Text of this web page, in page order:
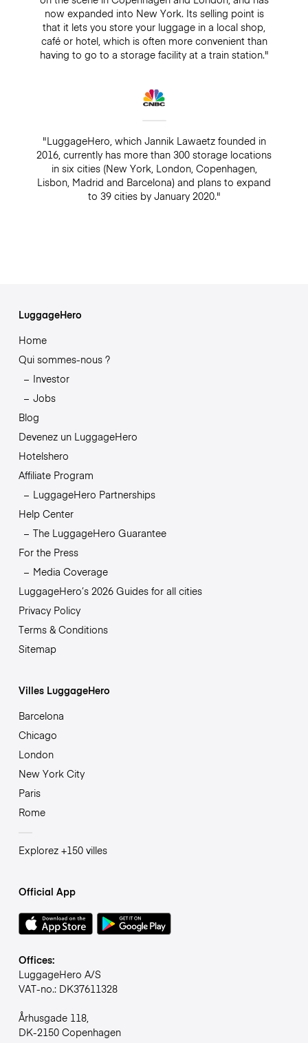
now expanded into New York. Its selling point is
that it lets you store your luggage in a local shop,
café or hotel, which is often more convenient than
having to go to a storage facility at a train station."
"LuggageHero, which Jannik Lawaetz founded in
2016, currently has more than 300 storage locations
in six cities (New York, London, Copenhagen,
Lisbon, Madrid and Barcelona) and plans to expand
to 39 cities by January 2020."
LuggageHero
Home
Qui sommes-nous ?
Investor
Jobs
Blog
Devenez un LuggageHero
Hotelshero
Affiliate Program
LuggageHero Partnerships
Help Center
The LuggageHero Guarantee
For the Press
Media Coverage
LuggageHero’s 2026 Guides for all cities
Privacy Policy
Terms & Conditions
Sitemap
Villes LuggageHero
Barcelona
Chicago
London
New York City
Paris
Rome
Explorez +150 villes
Official App
Offices:
LuggageHero A/S
VAT-no.: DK37611328
Århusgade 118,
DK-2150 Copenhagen